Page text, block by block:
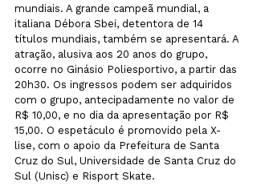
mundiais. A grande campeã mundial, a
italiana Débora Sbei, detentora de 14
títulos mundiais, também se apresentará. A
atração, alusiva aos 20 anos do grupo,
ocorre no Ginásio Poliesportivo, a partir das
20h30. Os ingressos podem ser adquiridos
com o grupo, antecipadamente no valor de
R$ 10,00, e no dia da apresentação por R$
15,00. O espetáculo é promovido pela X-
lise, com o apoio da Prefeitura de Santa
Cruz do Sul, Universidade de Santa Cruz do
Sul (Unisc) e Risport Skate.